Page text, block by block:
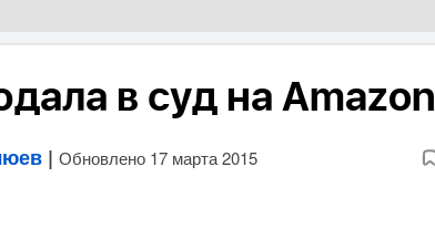
в суд на Amazon
| Обновлено 17 марта 2015